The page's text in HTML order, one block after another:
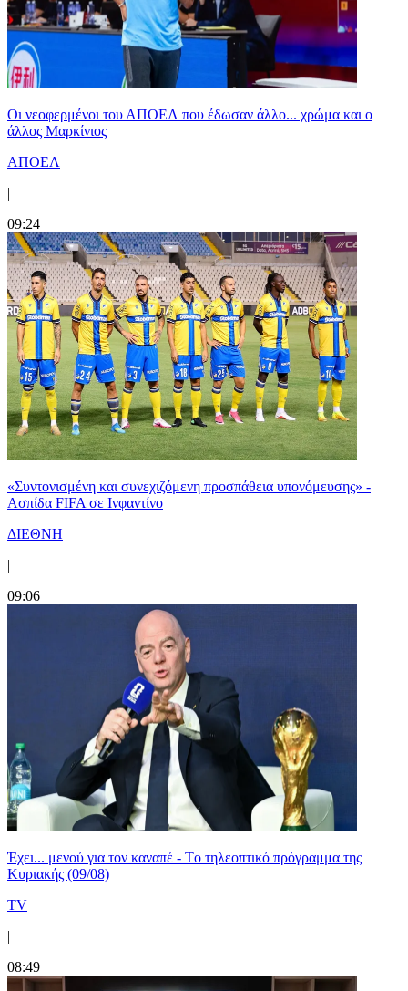
Οι νεοφερμένοι του ΑΠΟΕΛ που έδωσαν άλλο... χρώμα και ο
άλλος Μαρκίνιος
ΑΠΟΕΛ
|
09:24
«Συντονισμένη και συνεχιζόμενη προσπάθεια υπονόμευσης» -
Ασπίδα FIFA σε Ινφαντίνο
ΔΙΕΘΝΗ
|
09:06
Έχει... μενού για τον καναπέ - Tο τηλεοπτικό πρόγραμμα της
Κυριακής (09/08)
TV
|
08:49